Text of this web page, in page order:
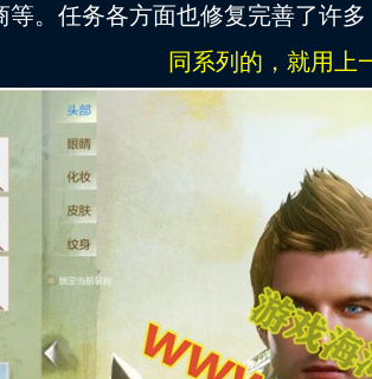
等。任务各方面也修复完善了许多
同系列的，就用上